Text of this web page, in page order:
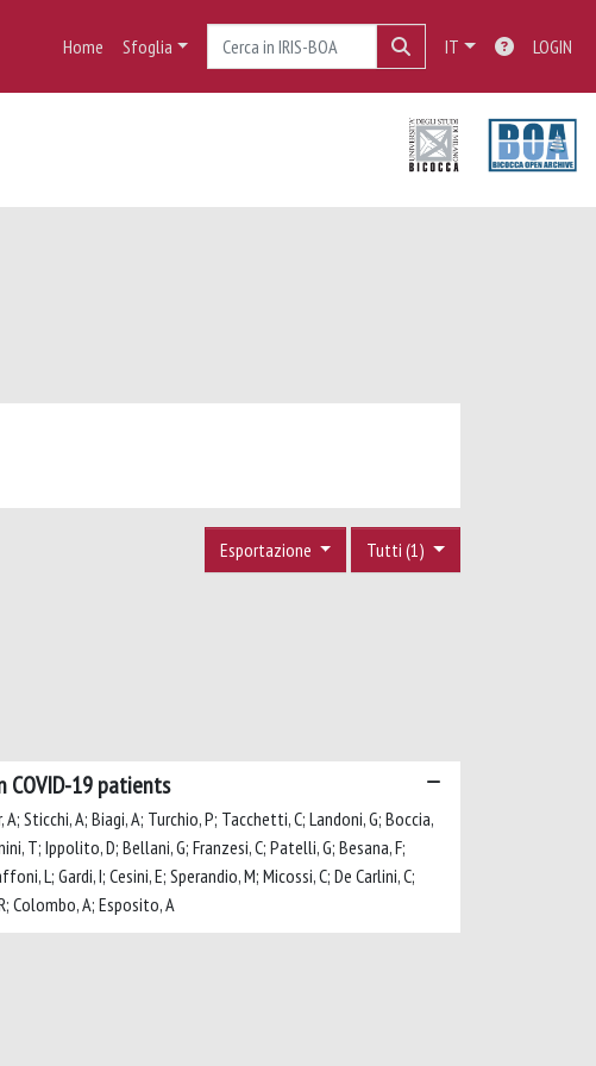
Home Sfoglia IT LOGIN
Tutti (1)
Esportazione
COVID-19 patients
Sticchi, A; Biagi, A; Turchio, P; Tacchetti, C; Landoni, G; Boccia,
T; Ippolito, D; Bellani, G; Franzesi, C; Patelli, G; Besana, F;
L; Gardi, I; Cesini, E; Sperandio, M; Micossi, C; De Carlini, C;
Colombo, A; Esposito, A